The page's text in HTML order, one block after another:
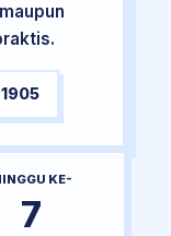
1905
KE-
7